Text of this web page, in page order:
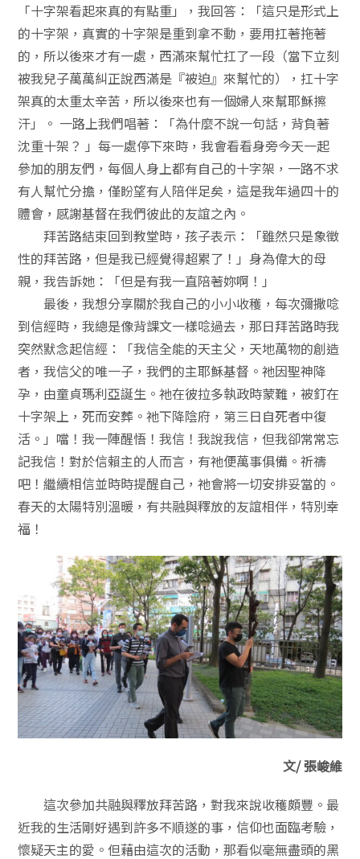
「十字架看起來真的有點重」，我回答：「這只是形式上
的十字架，真實的十字架是重到拿不動，要用扛著拖著
的，所以後來才有一處，西滿來幫忙扛了一段（當下立刻
被我兒子萬萬糾正說西滿是『被迫』來幫忙的），扛十字
架真的太重太辛苦，所以後來也有一個婦人來幫耶穌擦
汗」。 一路上我們唱著：「為什麼不說一句話，背負著
沈重十架？ 」每一處停下來時，我會看看身旁今天一起
參加的朋友們，每個人身上都有自己的十字架，一路不求
有人幫忙分擔，僅盼望有人陪伴足矣，這是我年過四十的
體會，感謝基督在我們彼此的友誼之內。
拜苦路結束回到教堂時，孩子表示：「雖然只是象徵
性的拜苦路，但是我已經覺得超累了！」身為偉大的母
親，我告訴她：「但是有我一直陪著妳啊！」
最後，我想分享關於我自己的小小收穫，每次彌撒唸
到信經時，我總是像背課文一樣唸過去，那日拜苦路時我
突然默念起信經：「我信全能的天主父，天地萬物的創造
者，我信父的唯一子，我們的主耶穌基督。祂因聖神降
孕，由童貞瑪利亞誕生。祂在彼拉多執政時蒙難，被釘在
十字架上，死而安葬。祂下降陰府，第三日自死者中復
活。」噹！我一陣醒悟！我信！我說我信，但我卻常常忘
記我信！對於信賴主的人而言，有祂便萬事俱備。祈禱
吧！繼續相信並時時提醒自己，祂會將一切安排妥當的。
春天的太陽特別溫暖，有共融與釋放的友誼相伴，特別幸
福！
文/ 張峻維
這次參加共融與釋放拜苦路，對我來說收穫頗豐。最
近我的生活剛好遇到許多不順遂的事，信仰也面臨考驗，
懷疑天主的愛。但藉由這次的活動，那看似毫無盡頭的黑